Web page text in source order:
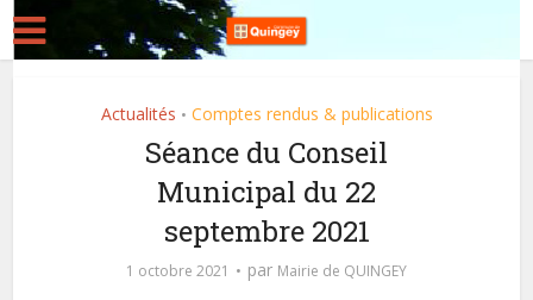
Actualités • Comptes rendus & publications
Séance du Conseil
Municipal du 22
septembre 2021
1 octobre 2021 par Mairie de QUINGEY